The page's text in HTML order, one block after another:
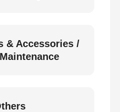
& Accessories /